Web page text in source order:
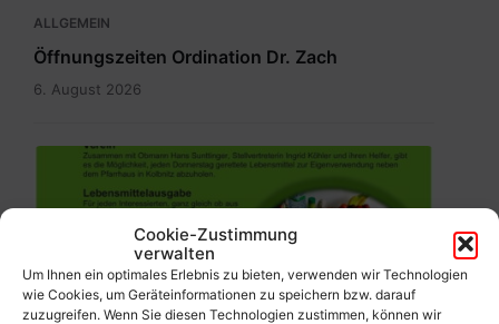
Cookie-Zustimmung
verwalten
Um Ihnen ein optimales Erlebnis zu bieten, verwenden wir Technologien
wie Cookies, um Geräteinformationen zu speichern bzw. darauf
zuzugreifen. Wenn Sie diesen Technologien zustimmen, können wir
ALLGEMEIN
Öffnungszeiten Ordination Dr. Zach
6. August 2026
Fair2food
Point.jpg
ALLGEMEIN